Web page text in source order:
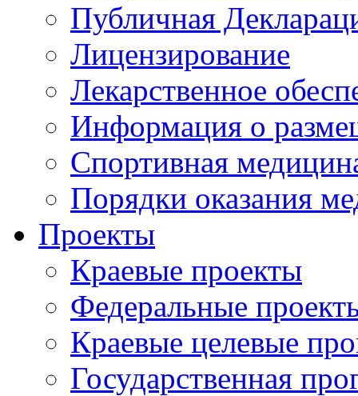
Публичная
Лицензирование
Лекарственное
Информация о
Спортивная
Порядки оказания
Проекты
Краевые проекты
Федеральные
Краевые целевые
Государственная